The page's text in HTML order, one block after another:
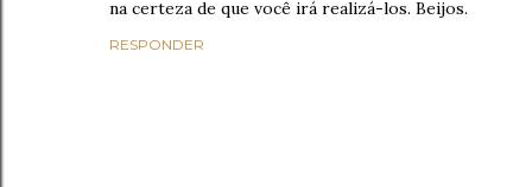
na certeza de que você irá realizá-los. Beijos.
RESPONDER